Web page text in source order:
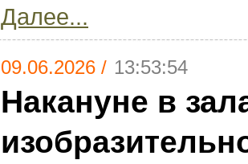
Далее...
09.06.2026 / 13:53:54
Накануне в